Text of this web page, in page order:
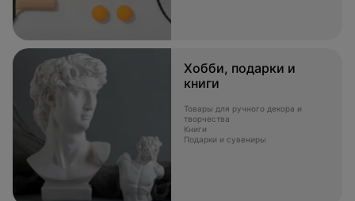
Хобби, подарки и
книги
Товары для ручного декора и
творчества
Книги
Подарки и сувениры